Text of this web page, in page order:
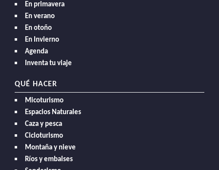
En primavera
En verano
En otoño
En Invierno
Agenda
Inventa tu viaje
QUÉ HACER
Micoturismo
Espacios Naturales
Caza y pesca
Cicloturismo
Montaña y nieve
Ríos y embalses